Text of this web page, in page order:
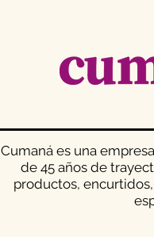
​Cumaná es una
de 45 años de
productos,